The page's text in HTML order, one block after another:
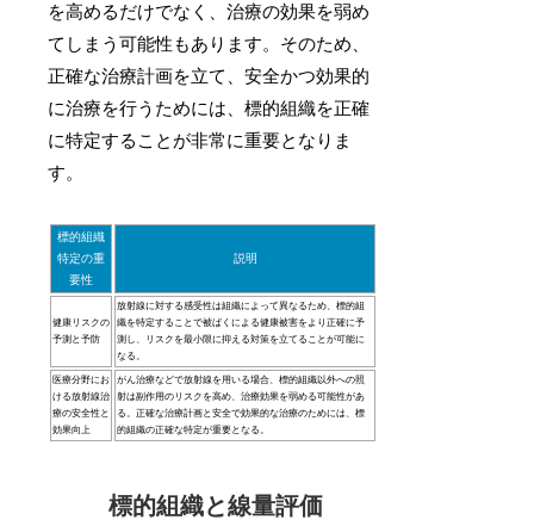
を高めるだけでなく、治療の効果を弱め
てしまう可能性もあります。そのため、
正確な治療計画を立て、安全かつ効果的
に治療を行うためには、標的組織を正確
に特定することが非常に重要となりま
す。
標的組織
特定の重
要性
説明
健康リスクの
予測と予防
放射線に対する感受性は組織によって異なるため、標的組
織を特定することで被ばくによる健康被害をより正確に予
測し、リスクを最小限に抑える対策を立てることが可能に
なる。
医療分野にお
ける放射線治
療の安全性と
効果向上
がん治療などで放射線を用いる場合、標的組織以外への照
射は副作用のリスクを高め、治療効果を弱める可能性があ
る。正確な治療計画と安全で効果的な治療のためには、標
的組織の正確な特定が重要となる。
標的組織と線量評価